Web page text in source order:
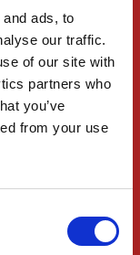
ads, to
our traffic.
of our site with
partners who
you’ve
from your use